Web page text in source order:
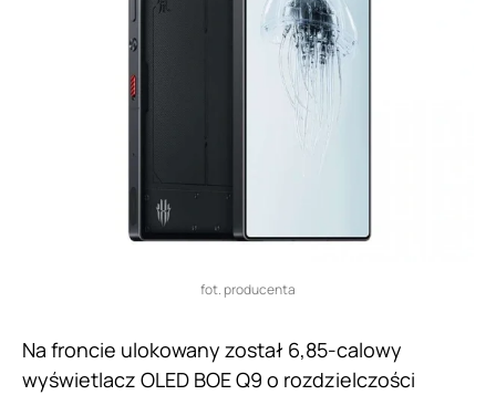
fot. producenta
Na froncie ulokowany został 6,85-calowy
wyświetlacz OLED BOE Q9 o rozdzielczości